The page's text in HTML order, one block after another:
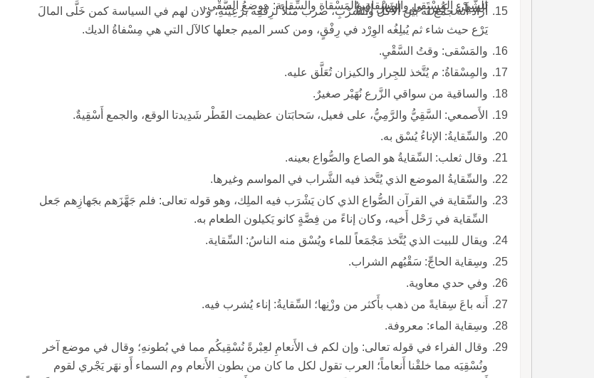
للشّيْءِ المُسْتَقى والمِسْقاة والمَسْقاة والسِّقاية: موضعُ السَّقْي.
السياس كمن خلى المال إلخ).
أَراد أَنه جمع له بين الأَكل والشُّرْبِ، ضرب مثلاً لرِفْقِه برَعِيَّتهِ، ولان لهم في السياسة كمن خَلَّى المالَ
يَرْع حيث شاء ثم يُبلِغُه الوِرْد في رِفْقٍ، ومن كسر الميم جعلها كالآل التي هي مِسْفاةُ الديك.
والمَسْقى: وقتُ السَّقْيِ.
والمِسْقاةُ: م يُتَّخذ للجِرار والكيزان تُعَلَّق عليه.
والساقية من سواقي الزَّرع نُهَيْر صغيرٌ.
الأَصمعي: السَّقِيُّ والرَّمِيُّ، على فعيل، سَحابَتان عظيمت القَطْر شَدِيدتا الوقع، والجمع أَسْقِيةٌ.
والسِّقايةُ: الإناءُ يُسْق به.
وقال ثعلب: السِّقايةُ هو الصاع والصُّواع بعينه.
والسِّقايةُ الموضع الذي يُتَّخذ فيه الشَّراب في المواسم وغيرها.
والسِّقاية في القرآن الصُّواع الذي كان يَشْرَب فيه الملِك، وهو قوله تعالى: فلم جَهَّزَهم بجَهازِهم جَعل
السِّقاية في رَحْل أَخيه، وكان إناءً من فِضَّةٍ كانو يَكيلون الطعام به.
ويقال للبيت الذي يُتَّخذ مَجْمَعاً للماء ويُسْق منه الناسُ: السِّقاية.
وسِقاية الحاجِّ: سَقْيُهم الشراب.
وفي حدي معاوية.
أَنه باعَ سِقايةً من ذهب بأَكثر من وزْنِها؛ السِّقايةُ: إناء يُشرب فيه.
وسِقاية الماء: معروفة.
وقال الفراء في قوله تعالى: وإن لكم ف الأَنعامِ لعِبْرةً نُسْقِيكُم مما في بُطونهِ؛ وقال في موضع آخر
ونُسْقِيَه مما خلقْنا أَنعاماً؛ العرب تقول لكل ما كان من بطون الأَنعام وم السماء أَو نهَر يَجْري لقوم